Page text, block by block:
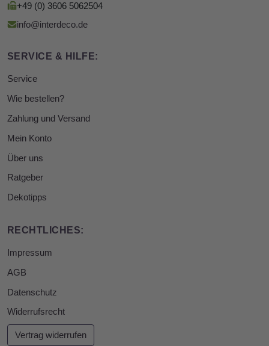
+49 (0) 3606 5062504
info@interdeco.de
SERVICE & HILFE:
Service
Wie bestellen?
Zahlung und Versand
Mein Konto
Über uns
Ratgeber
Dekotipps
RECHTLICHES:
Impressum
AGB
Datenschutz
Widerrufsrecht
Vertrag widerrufen